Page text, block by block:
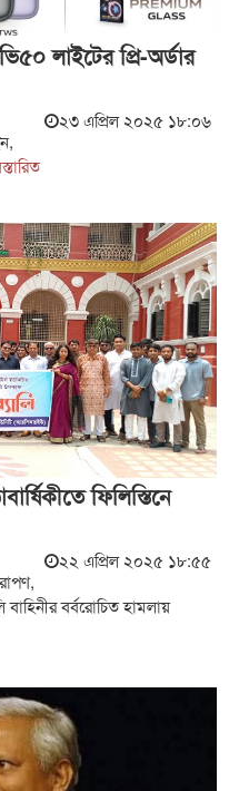
লাইটের প্রি-অর্ডার
২৩ এপ্রিল ২০২৫ ১৮:০৬
ফিলিস্তিনে
২২ এপ্রিল ২০২৫ ১৮:৫৫
বর্বরোচিত হামলায়